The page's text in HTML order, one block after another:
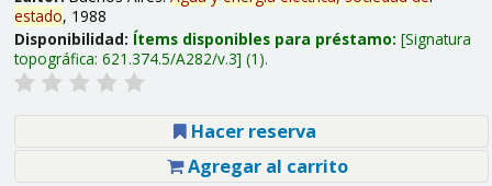
estado, 1988
Disponibilidad: Ítems disponibles para préstamo: Signatura
topográfica: 621.374.5/A282/v.3 (1).
Hacer reserva
Agregar al carrito